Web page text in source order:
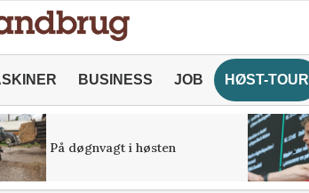
BUSINESS JOB HØST-TOUR
På døgnvagt i høsten